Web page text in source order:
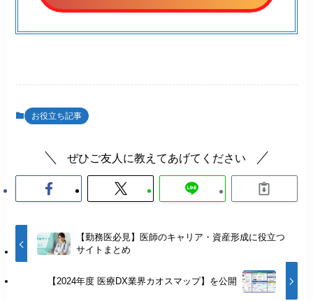
お役立ち記事
ぜひご友人に教えてあげてください
【勤務医必見】医師のキャリア・資産形成に役立つ
サイトまとめ
【2024年度 医療DX業界カオスマップ】を公開